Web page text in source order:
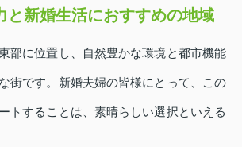
と新婚生活におすすめの地域
部に位置し、自然豊かな環境と都市機能
街です。新婚夫婦の皆様にとって、この
トすることは、素晴らしい選択といえる